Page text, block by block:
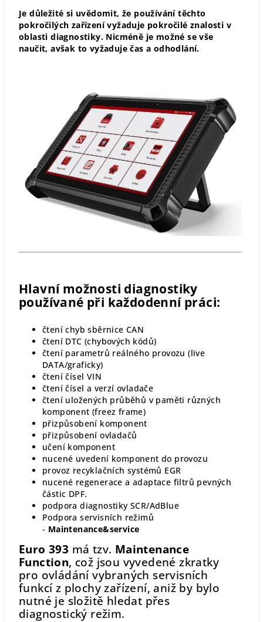
Je důležité si uvědomit, že používání těchto
pokročilých zařízení vyžaduje pokročilé znalosti v
oblasti diagnostiky. Nicméně je možné se vše
naučit, avšak to vyžaduje čas a odhodlání.
Hlavní možnosti diagnostiky
používané při každodenní práci:
čtení chyb sběrnice CAN
čtení DTC (chybových kódů)
čtení parametrů reálného provozu (live
DATA/graficky)
čtení čísel VIN
čtení čísel a verzí ovladače
čtení uložených průběhů v paměti různých
komponent (freez frame)
přizpůsobení komponent
přizpůsobení ovladačů
učení komponent
nucené uvedení komponent do provozu
provoz recyklačních systémů EGR
nucené regenerace a adaptace filtrů pevných
částic DPF.
podpora diagnostiky SCR/AdBlue
Podpora servisních režimů
- Maintenance&service
Euro 393 má tzv. Maintenance
Function, což jsou vyvedené zkratky
pro ovládání vybraných servisních
funkcí z plochy zařízení, aniž by bylo
nutné je složitě hledat přes
diagnostický režim.